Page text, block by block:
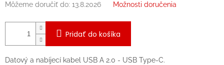
Môžeme doručiť do: 13.8.2026 Možnosti doručenia
Pridať do košíka
Datový a nabíjecí kabel USB A 2.0 - USB Type-C.